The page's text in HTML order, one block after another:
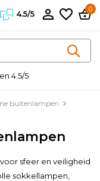
4.5/5
0
4.5/5
buitenlampen
sfeer en veiligheid
sokkellampen,